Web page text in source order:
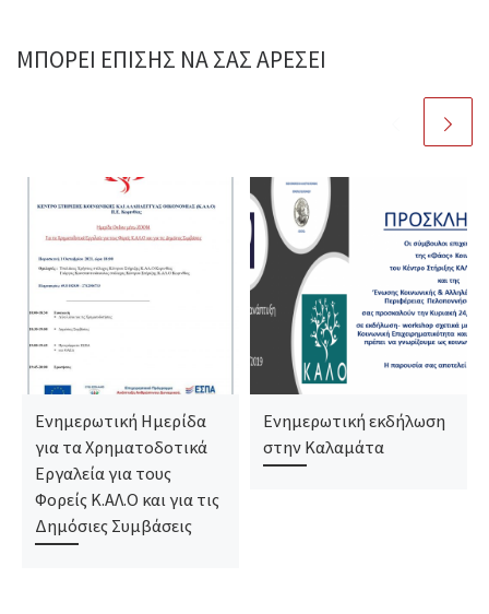
ΜΠΟΡΕΊ ΕΠΊΣΗΣ ΝΑ ΣΑΣ ΑΡΈΣΕΙ
Ενημερωτική Ημερίδα
για τα Χρηματοδοτικά
Εργαλεία για τους
Φορείς Κ.ΑΛ.Ο και για τις
Δημόσιες Συμβάσεις
Ενημερωτική εκδήλωση
στην Καλαμάτα